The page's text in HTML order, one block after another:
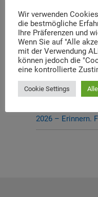
Thema und
Dachauer
Neue
Lernplattform
2026 – Erinnern.
Wir verwenden
die bestmögliche
Ihre Präferenzen und
Wenn Sie auf "Alle
mit der Verwendung
können jedoch die
eine kontrollierte
Cookie Settings